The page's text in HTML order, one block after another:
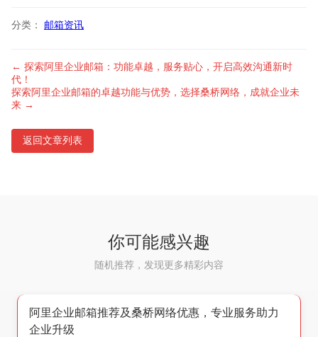
分类： 邮箱资讯
← 探索阿里企业邮箱：功能卓越，服务贴心，开启高效沟通新时
代！
探索阿里企业邮箱的卓越功能与优势，选择桑桥网络，成就企业未
来 →
返回文章列表
你可能感兴趣
随机推荐，发现更多精彩内容
阿里企业邮箱推荐及桑桥网络优惠，专业服务助力
企业升级